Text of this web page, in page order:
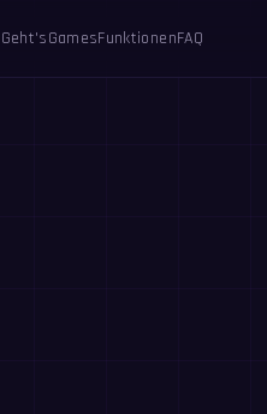
GamesFunktionenFAQ